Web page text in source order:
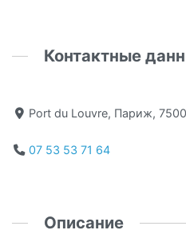
Контактные
Port du Louvre, Париж,
07 53 53 71 64
Описание